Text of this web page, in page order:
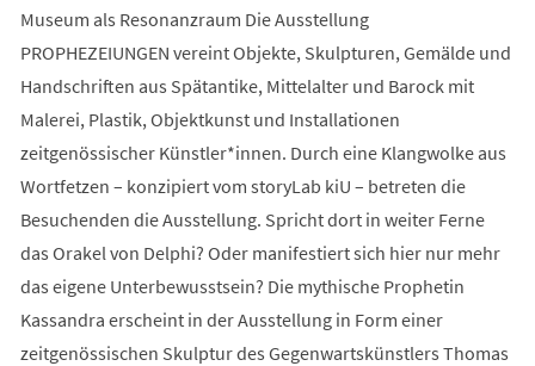
Museum als Resonanzraum Die Ausstellung
PROPHEZEIUNGEN vereint Objekte, Skulpturen, Gemälde und
Handschriften aus Spätantike, Mittelalter und Barock mit
Malerei, Plastik, Objektkunst und Installationen
zeitgenössischer Künstler*innen. Durch eine Klangwolke aus
Wortfetzen – konzipiert vom storyLab kiU – betreten die
Besuchenden die Ausstellung. Spricht dort in weiter Ferne
das Orakel von Delphi? Oder manifestiert sich hier nur mehr
das eigene Unterbewusstsein? Die mythische Prophetin
Kassandra erscheint in der Ausstellung in Form einer
zeitgenössischen Skulptur des Gegenwartskünstlers Thomas